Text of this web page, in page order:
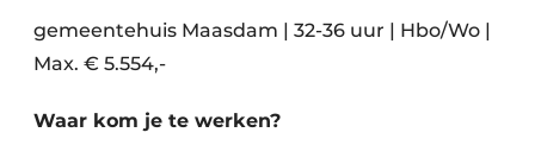
gemeentehuis Maasdam | 32-36 uur | Hbo/Wo |
Max. € 5.554,-
Waar kom je te werken?